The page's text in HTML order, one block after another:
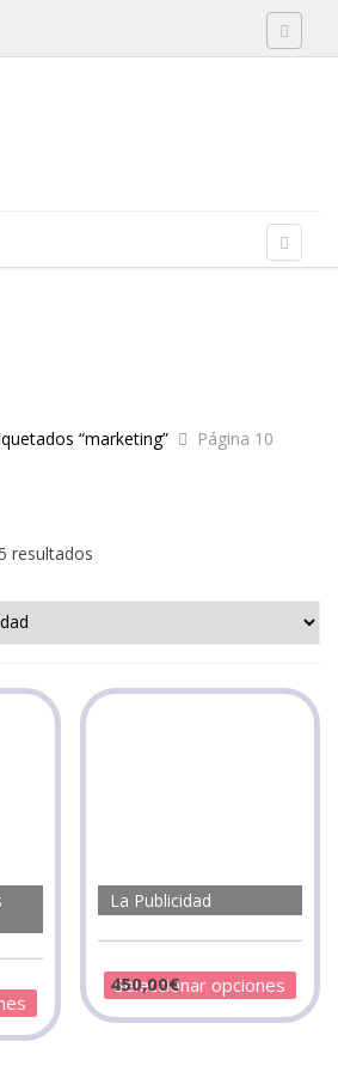
“marketing” Página 10
resultados
La Publicidad
450,00€
Seleccionar opciones